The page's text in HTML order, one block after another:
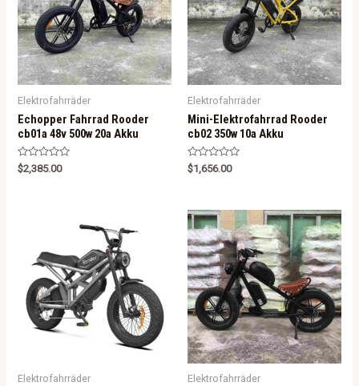
Elektrofahrräder
Echopper Fahrrad Rooder
cb01a 48v 500w 20a Akku
R
a
$2,385.00
Elektrofahrräder
Mini-Elektrofahrrad Rooder
cb02 350w 10a Akku
R
a
0
o
u
t
o
f
5
$1,656.00
Elektrofahrräder Elektrofahrräder